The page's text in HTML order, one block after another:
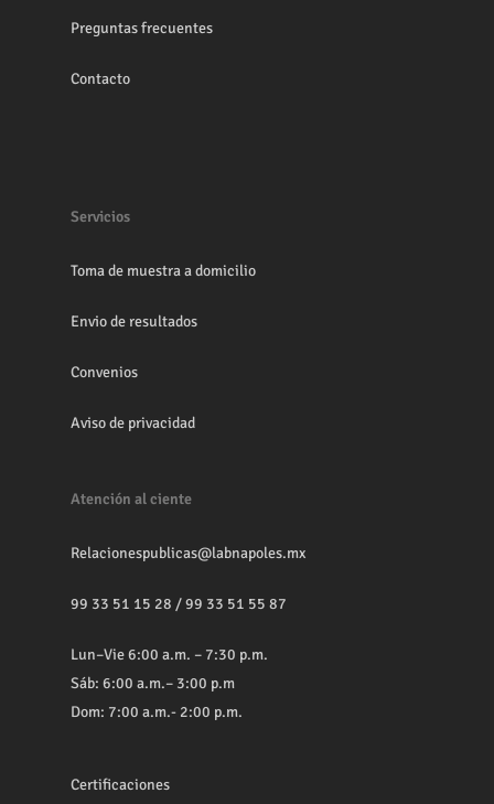
Preguntas frecuentes
Contacto
Servicios
Toma de muestra a domicilio
Envio de resultados
Convenios
Aviso de privacidad
Atención al ciente
Relacionespublicas@labnapoles.mx
99 33 51 15 28 /99 33 51 55 87
Lun–Vie 6:00 a.m. – 7:30 p.m.
Sáb: 6:00 a.m.– 3:00 p.m
Dom: 7:00 a.m.- 2:00 p.m.
Certificaciones